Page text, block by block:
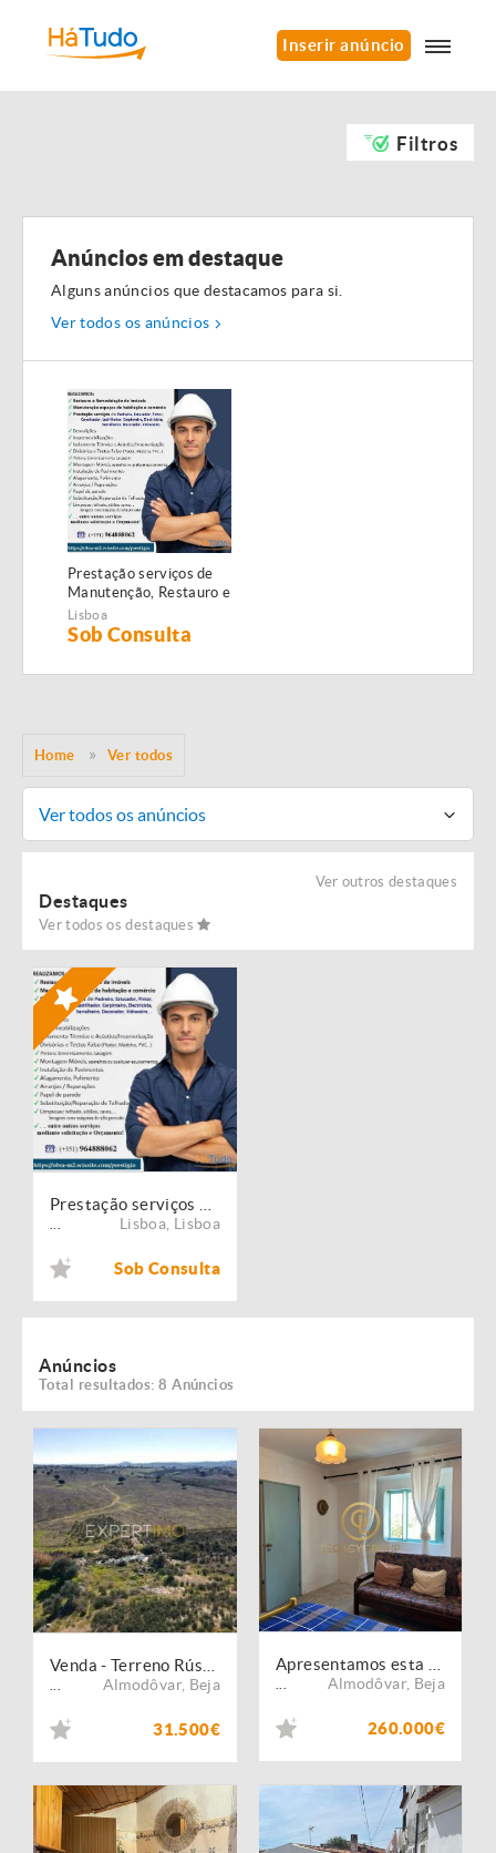
Inserir anúncio
Filtros
Anúncios em destaque
Alguns anúncios que destacamos para si.
Ver todos os anúncios
Prestação serviços de
Manutenção, Restauro e
Remodelação de
imóveis!
Lisboa
Sob Consulta
Home Ver todos
Ver todos os anúncios
Ver outros destaques
Destaques
Ver todos os destaques
Lisboa Lisboa
Sob Consulta
Anúncios
Total resultados: 8 Anúncios
Almodôvar, Beja
31.500€
Almodôvar, Beja
260.000€